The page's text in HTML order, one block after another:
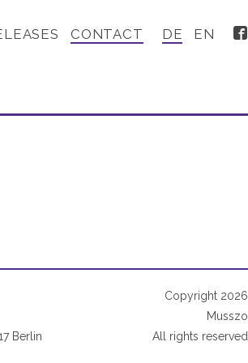
CONTACT DE EN
Berlin
Copyright 2026
Musszo
All rights reserved